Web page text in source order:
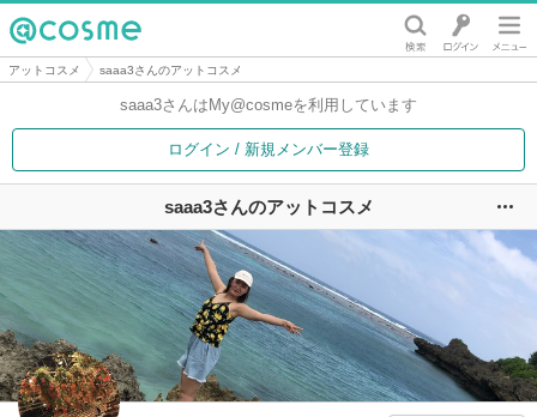
@cosme
アットコスメ saaa3さんのアットコスメ
saaa3さんは My@cosmeを利用しています
ログイン / 新規メンバー登録
saaa3さんのアットコスメ